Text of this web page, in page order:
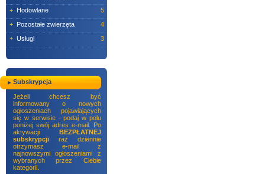
+ Hodowlane
5
+ Pozostałe zwierzęta
4
+ Usługi 3
Subskrypcja
Jeżeli chcesz być
informowany o nowych
ogłoszeniach pojawiających
się w serwisie - podaj w polu
poniżej swój adres e-mail. Po
aktywacji BEZPŁATNEJ
subskrypcji raz dziennie
otrzymasz e-mail z
najnowszymi ogłoszeniami z
wybranych przez Ciebie
kategorii.